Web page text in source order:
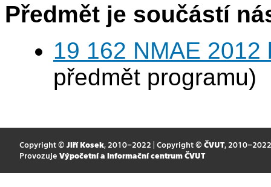
Předmět je součástí
19 162 NMAE
předmět programu)
Copyright © Jiří Kosek, 2010–2022 | Copyright © ČVUT, 2010–2022
Provozuje Výpočetní a informační centrum ČVUT